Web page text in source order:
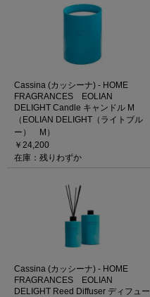
Cassina (カッシーナ) - HOME
FRAGRANCES EOLIAN
DELIGHT Candle キャンドル M
（EOLIAN DELIGHT（ライトブル
ー） M）
￥24,200
在庫：残りわずか
Cassina (カッシーナ) - HOME
FRAGRANCES EOLIAN
DELIGHT Reed Diffuser ディフュー